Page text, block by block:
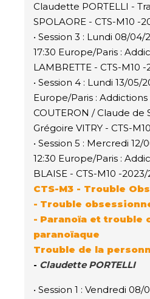
Claudette PORTELLI -
SPOLAORE - CTS-M10 -
• Session 3 : Lundi 08/04/
17:30 Europe/Paris :
LAMBRETTE - CTS-M10
• Session 4 : Lundi 13/05/
Europe/Paris :
COUTERON / Claude de
Grégoire VITRY - CTS-
• Session 5 : Mercredi
12:30 Europe/Paris :
BLAISE - CTS-M10 -
CTS-M3 - Trouble
- Trouble
- Paranoïa et trouble
paranoïaque
Trouble de la
- Claudette PORTELLI
• Session 1 : Vendredi